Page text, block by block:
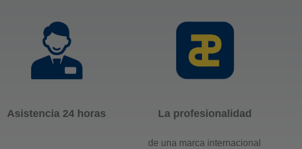
Asistencia 24 horas La profesionalidad
de una marca internacional